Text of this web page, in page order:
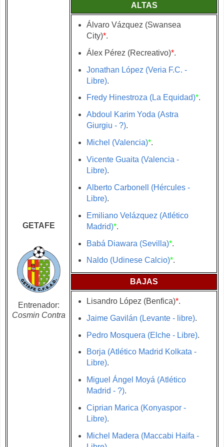
GETAFE
Entrenador:
Cosmin Contra
ALTAS
Álvaro Vázquez (Swansea
City)*.
Álex Pérez (Recreativo)*.
Jonathan López (Veria F.C. -
Libre).
Fredy Hinestroza (La Equidad)*.
Abdoul Karim Yoda (Astra
Giurgiu - ?).
Michel (Valencia)*.
Vicente Guaita (Valencia -
Libre).
Alberto Carbonell (Hércules -
Libre).
Emiliano Velázquez (Atlético
Madrid)*.
Babá Diawara (Sevilla)*.
Naldo (Udinese Calcio)*.
BAJAS
Lisandro López (Benfica)*.
Jaime Gavilán (Levante - libre).
Pedro Mosquera (Elche - Libre).
Borja (Atlético Madrid Kolkata -
Libre).
Miguel Ángel Moyá (Atlético
Madrid - ?).
Ciprian Marica (Konyaspor -
Libre).
Michel Madera (Maccabi Haifa -